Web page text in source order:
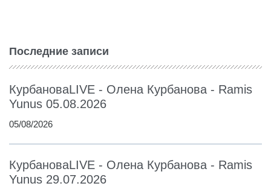
Последние записи
КурбановаLIVE - Олена Курбанова - Ramis
Yunus 05.08.2026
05/08/2026
КурбановаLIVE - Олена Курбанова - Ramis
Yunus 29.07.2026